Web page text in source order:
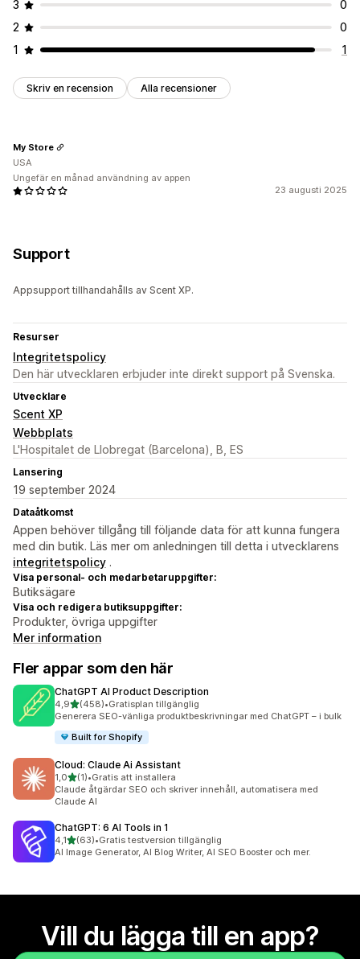
3
0
2
0
1
1
Skriv en recension Alla recensioner
23 augusti 2025
My Store
USA
Ungefär en månad användning av appen
Support
Appsupport tillhandahålls av Scent XP.
Resurser
Integritetspolicy
Den här utvecklaren erbjuder inte direkt support på Svenska.
Utvecklare
Scent XP
Webbplats
L'Hospitalet de Llobregat (Barcelona), B, ES
Lansering
19 september 2024
Dataåtkomst
Appen behöver tillgång till följande data för att kunna fungera
med din butik. Läs mer om anledningen till detta i utvecklarens
integritetspolicy .
Visa personal- och medarbetaruppgifter:
Butiksägare
Visa och redigera butiksuppgifter:
Produkter, övriga uppgifter
Mer information
Fler appar som den här
ChatGPT AI Product Description
4,9av 5 stjärnor
(458)
458 recensioner totalt
•Gratisplan tillgänglig
Generera SEO-vänliga produktbeskrivningar med ChatGPT – i bulk
Built for Shopify
Cloud: Claude Ai Assistant
1,0av 5 stjärnor
(1)
1 recensioner totalt
•Gratis att installera
Claude åtgärdar SEO och skriver innehåll, automatisera med
Claude AI
ChatGPT: 6 AI Tools in 1
4,1av 5 stjärnor
(63)
63 recensioner totalt
•Gratis testversion tillgänglig
AI Image Generator, AI Blog Writer, AI SEO Booster och mer.
Vill du lägga till en app?